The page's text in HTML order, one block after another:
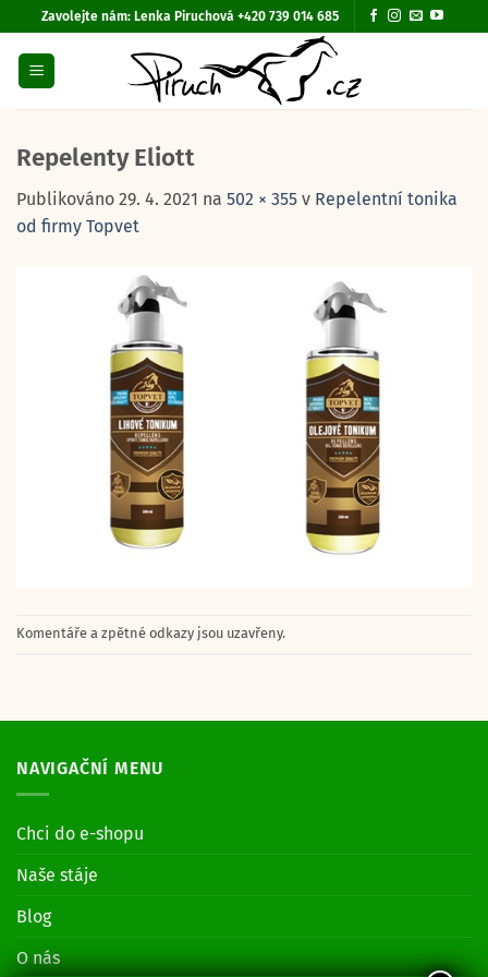
Přeskočit
na
obsah
Zavolejte nám: Lenka Piruchová +420 739 014 685
Repelenty Eliott
Publikováno 29. 4. 2021 na 502 × 355 v Repelentní tonika
od firmy Topvet
Komentáře a zpětné odkazy jsou uzavřeny.
NAVIGAČNÍ MENU
Chci do e-shopu
Naše stáje
Blog
O nás